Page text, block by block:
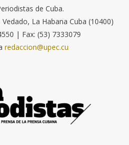
de Cuba.
La Habana Cuba (10400)
| Fax: (53) 7333079
redaccion@upec.cu